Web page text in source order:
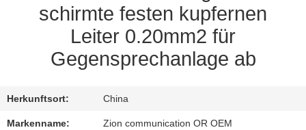
VERBINDUNG
FORDERN
SIE EIN
ZITAT
schirmte festen kupfernen
Leiter 0.20mm2 für
Gegensprechanlage ab
Herkunftsort: China
Markenname: Zion communication OR OEM